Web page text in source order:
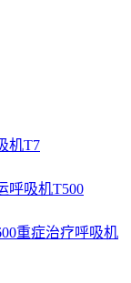
机T7
呼吸机T500
重症治疗呼吸机